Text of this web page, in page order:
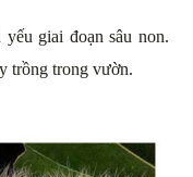
giai đoạn sâu non.
trồng trong vườn.